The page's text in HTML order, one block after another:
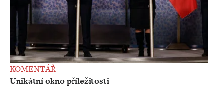
KOMENTÁŘ
Unikátní okno příležitosti